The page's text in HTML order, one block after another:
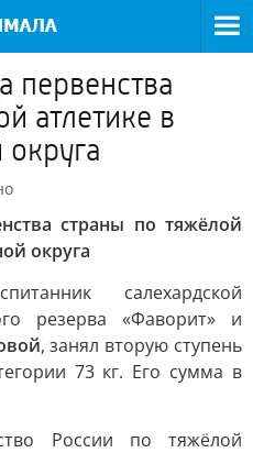
первенства
атлетике в
страны по тяжёлой
округа
салехардской
резерва «Фаворит» и
, занял вторую ступень
73 кг. Его сумма в
России по тяжёлой